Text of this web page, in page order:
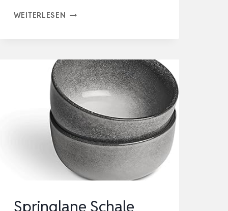
WEITERLESEN MORITZ
ORGANIC
MÜSLISCHALEN
SET
6-
TEILIG
BEIGE,
STEINGUT
BOWLS
IM
Springlane Schale